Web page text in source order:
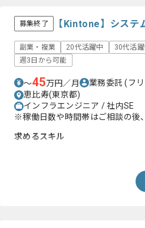
募集終了 【Kintone】システ
副業・複業 20代活躍中 30代活
週3日から可能
〜45万円／月 業務委託(フ
恵比寿(東京都)
インフラエンジニア / 社内SE
※稼働日数や時間帯はご相談の後
求めるスキル